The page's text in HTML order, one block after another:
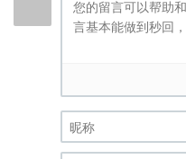
昵称 (必填)